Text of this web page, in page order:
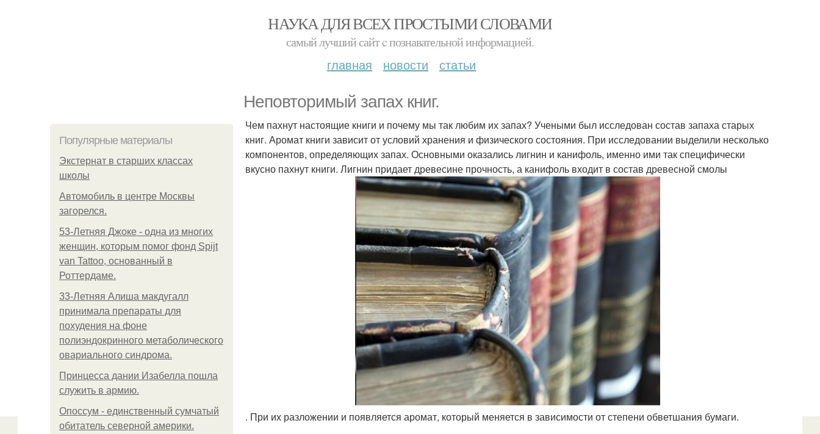
НАУКА ДЛЯ ВСЕХ ПРОСТЫМИ СЛОВАМИ
самый лучший сайт c познавательной информацией.
главная новости статьи
Неповторимый запах книг.
Популярные материалы
Экстернат в старших классах
школы
Автомобиль в центре Москвы
загорелся.
53-Летняя Джоке - одна из многих
женщин, которым помог фонд Spijt
van Tattoo, основанный в
Роттердаме.
33-Летняя Алиша макдугалл
принимала препараты для
похудения на фоне
полиэндокринного метаболического
овариального синдрома.
Принцесса дании Изабелла пошла
служить в армию.
Опоссум - единственный сумчатый
обитатель северной америки.
Чем пахнут настоящие книги и почему мы так любим их запах? Учеными был исследован состав запаха старых
книг. Аромат книги зависит от условий хранения и физического состояния. При исследовании выделили несколько
компонентов, определяющих запах. Основными оказались лигнин и канифоль, именно ими так специфически
вкусно пахнут книги. Лигнин придает древесине прочность, а канифоль входит в состав древесной смолы
. При их разложении и появляется аромат, который меняется в зависимости от степени обветшания бумаги.